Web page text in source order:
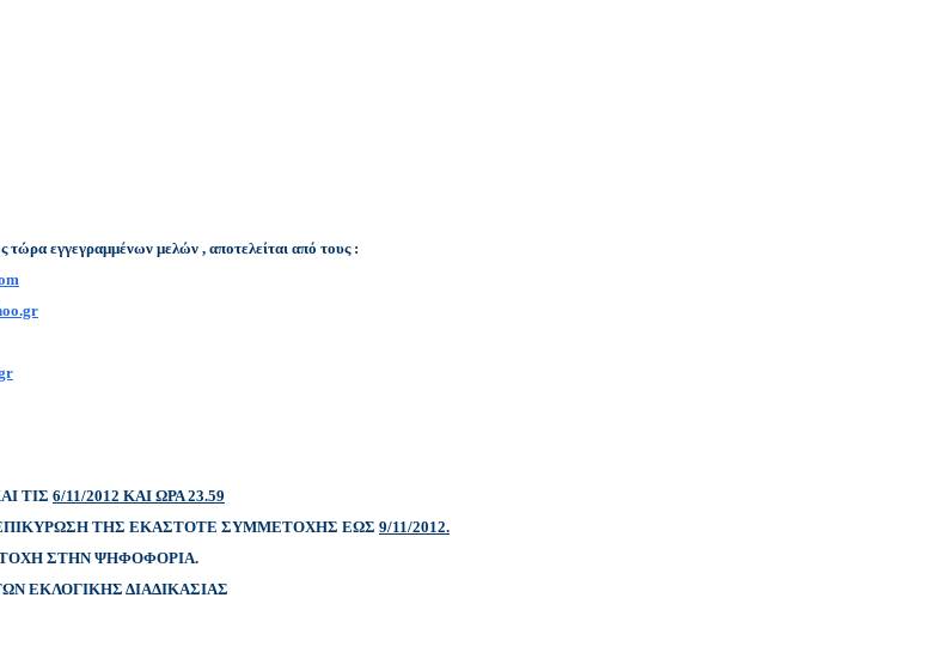
εγγεγραμμένων μελών , αποτελείται από τους :
ΤΙΣ 6/11/2012 ΚΑΙ ΩΡΑ 23.59
ΤΗΣ ΕΚΑΣΤΟΤΕ ΣΥΜΜΕΤΟΧΗΣ ΕΩΣ 9/11/2012.
ΣΤΗΝ ΨΗΦΟΦΟΡΙΑ.
ΕΚΛΟΓΙΚΗΣ ΔΙΑΔΙΚΑΣΙΑΣ